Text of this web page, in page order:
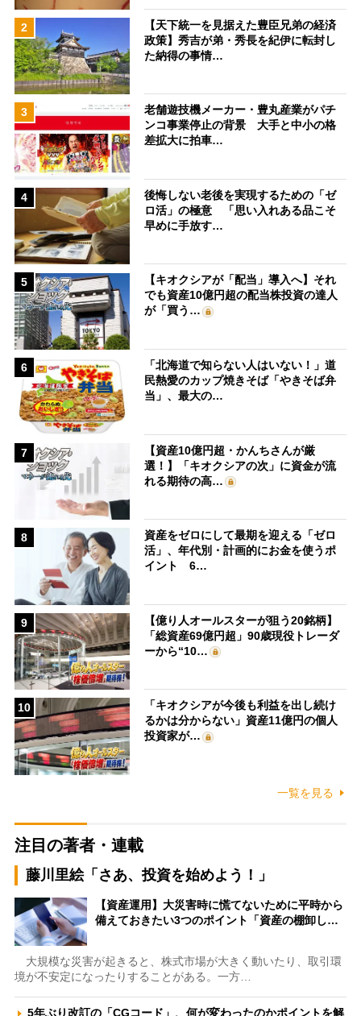
2
【天下統一を見据えた豊臣兄弟の経済
政策】秀吉が弟・秀長を紀伊に転封し
た納得の事情…
3
老舗遊技機メーカー・豊丸産業がパチ
ンコ事業停止の背景 大手と中小の格
差拡大に拍車…
4
後悔しない老後を実現するための「ゼ
ロ活」の極意 「思い入れある品こそ
早めに手放す…
5
【キオクシアが「配当」導入へ】それ
でも資産10億円超の配当株投資の達人
が「買う…
6
「北海道で知らない人はいない！」道
民熱愛のカップ焼きそば「やきそば弁
当」、最大の…
7
【資産10億円超・かんちさんが厳
選！】「キオクシアの次」に資金が流
れる期待の高…
8
資産をゼロにして最期を迎える「ゼロ
活」、年代別・計画的にお金を使うポ
イント 6…
9
【億り人オールスターが狙う20銘柄】
「総資産69億円超」90歳現役トレーダ
ーから“10…
10
「キオクシアが今後も利益を出し続け
るかは分からない」資産11億円の個人
投資家が…
一覧を見る
注目の著者・連載
藤川里絵「さあ、投資を始めよう！」
【資産運用】大災害時に慌てないために平時から
備えておきたい3つのポイント「資産の棚卸し…
大規模な災害が起きると、株式市場が大きく動いたり、取引環
境が不安定になったりすることがある。一方…
5年ぶり改訂の「CGコード」、何が変わったのかポイントを解